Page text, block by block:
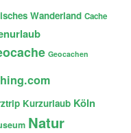
Wanderland Cache
Geocachen
Kurzurlaub Köln
Natur